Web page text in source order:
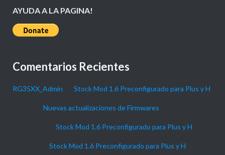
AYUDA A LA PAGINA!
Comentarios Recientes
RG35XX_Admin Stock Mod 1.6 Preconfigurado para Plus y H
Nuevas actualizaciones de Firmwares
Stock Mod 1.6 Preconfigurado para Plus y H
Stock Mod 1.6 Preconfigurado para Plus y H